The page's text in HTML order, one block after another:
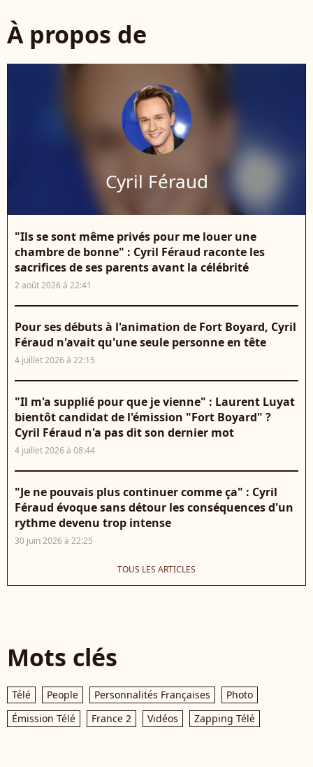
À propos de
Cyril Féraud
"Ils se sont même privés pour me louer une
chambre de bonne" : Cyril Féraud raconte les
sacrifices de ses parents avant la célébrité
2 août 2026 à 22:41
Pour ses débuts à l'animation de Fort Boyard, Cyril
Féraud n'avait qu'une seule personne en tête
4 juillet 2026 à 22:15
"Il m'a supplié pour que je vienne" : Laurent Luyat
bientôt candidat de l'émission "Fort Boyard" ?
Cyril Féraud n'a pas dit son dernier mot
4 juillet 2026 à 08:44
"Je ne pouvais plus continuer comme ça" : Cyril
Féraud évoque sans détour les conséquences d'un
rythme devenu trop intense
30 juin 2026 à 22:25
TOUS LES ARTICLES
Mots clés
Télé People Personnalités Françaises
Photo
Émission Télé
France 2 Vidéos Zapping Télé